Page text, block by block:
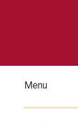
Menu